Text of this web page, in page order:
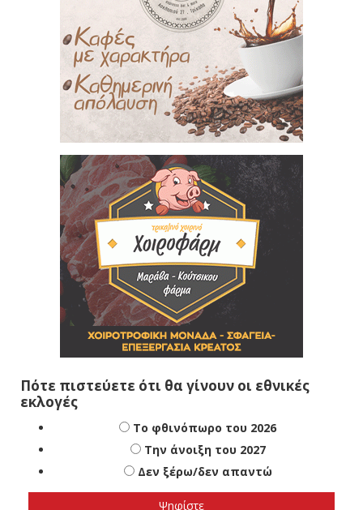
Πότε πιστεύετε ότι θα γίνουν οι εθνικές
εκλογές
Το φθινόπωρο του 2026